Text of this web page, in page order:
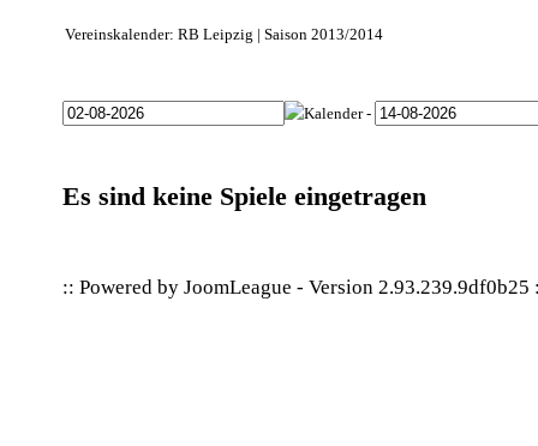
Vereinskalender: RB Leipzig | Saison 2013/2014
-
Es sind keine Spiele eingetragen
:: Powered by JoomLeague - Version 2.93.239.9df0b25